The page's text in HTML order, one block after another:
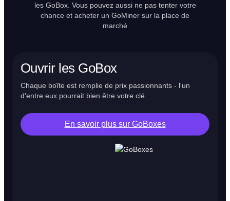
les GoBox. Vous pouvez aussi ne pas tenter votre
chance et acheter un GoMiner sur la place de
marché
Ouvrir les GoBox
Chaque boîte est remplie de prix passionnants - l'un
d'entre eux pourrait bien être votre clé
En savoir plus sur GoBoxes